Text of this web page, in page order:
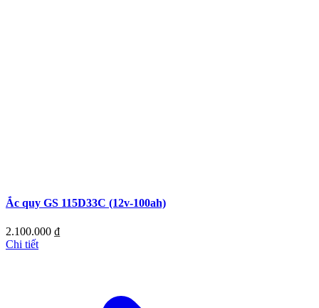
Ắc quy GS 115D33C (12v-100ah)
2.100.000 ₫
Chi tiết